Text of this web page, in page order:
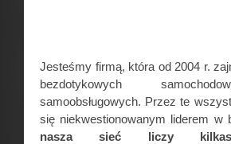
Jesteśmy firmą, która od 2004 r.
bezdotykowych
samoobsługowych. Przez te
się niekwestionowanym liderem w
nasza sieć liczy